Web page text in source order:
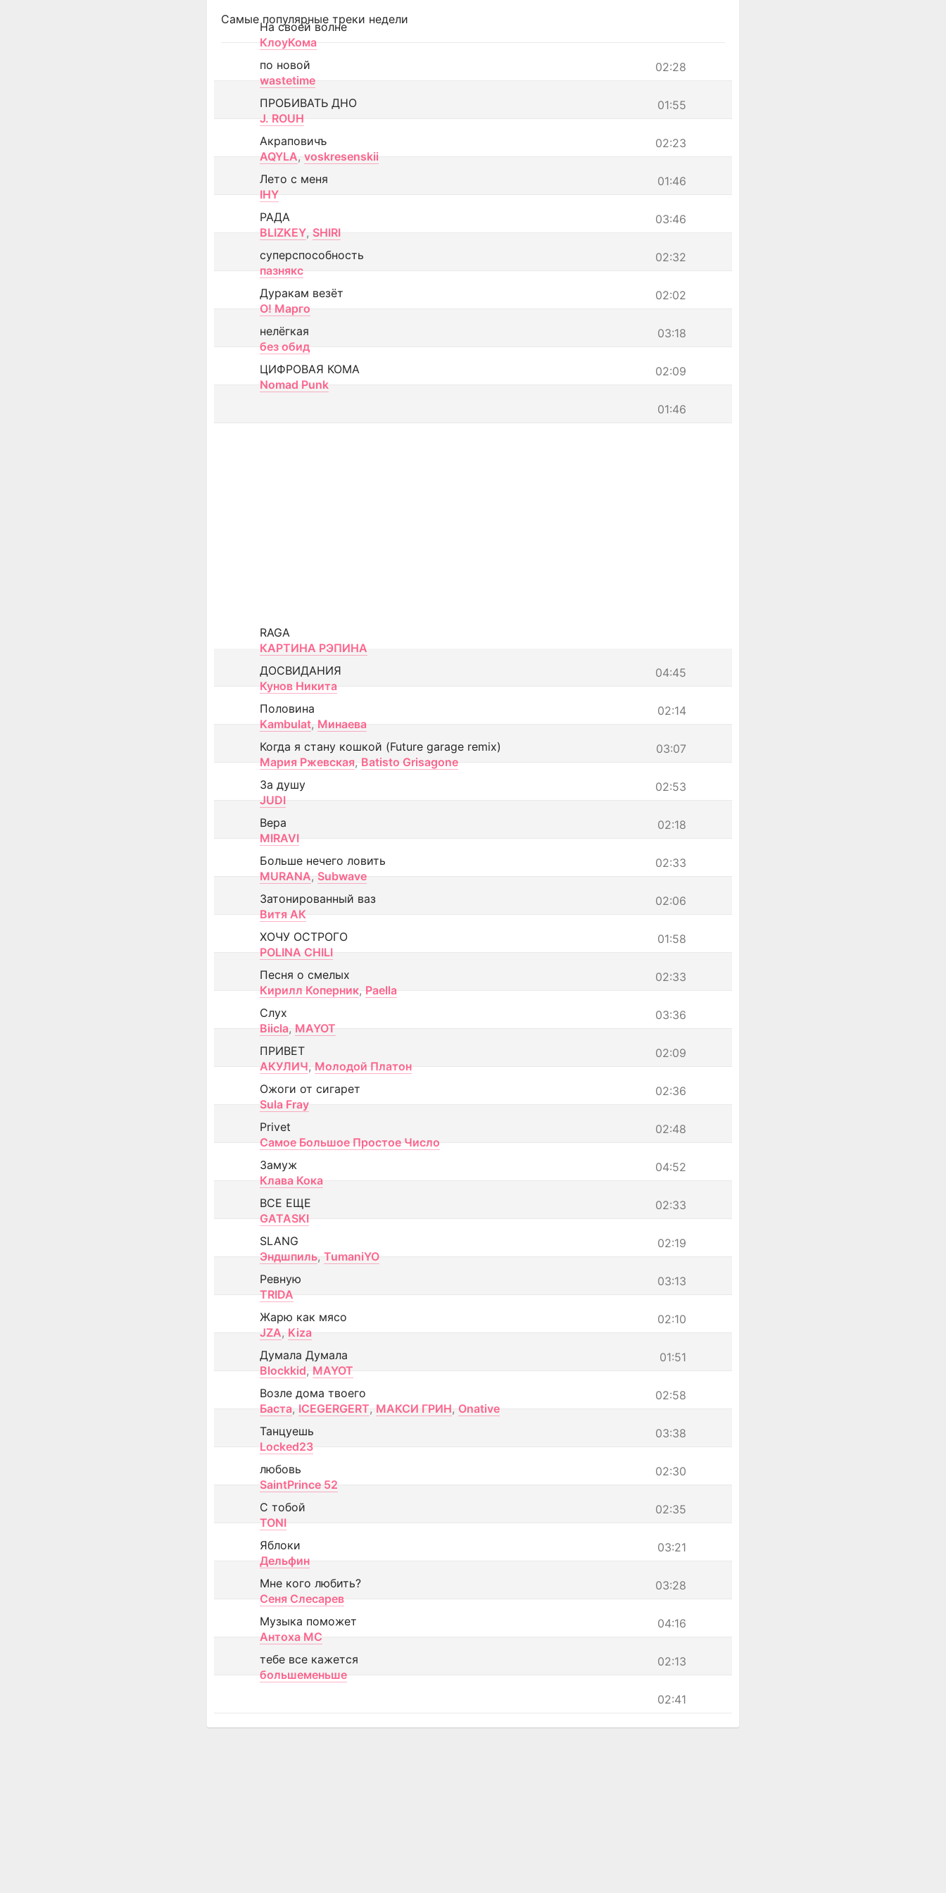
Самые популярные треки недели
На своей волне
КлоуКома
02:28
по новой
wastetime
01:55
ПРОБИВАТЬ ДНО
J. ROUH
02:23
Акраповичъ
AQYLA, voskresenskii
01:46
Лето с меня
IHY
03:46
РАДА
BLIZKEY, SHIRI
02:32
суперспособность
пазнякс
02:02
Дуракам везёт
О! Марго
03:18
нелёгкая
без обид
02:09
ЦИФРОВАЯ КОМА
Nomad Punk
01:46
RAGA
КАРТИНА РЭПИНА
04:45
ДОСВИДАНИЯ
Кунов Никита
02:14
Половина
Kambulat, Минаева
03:07
Когда я стану кошкой (Future garage remix)
Мария Ржевская, Batisto Grisagone
02:53
За душу
JUDI
02:18
Вера
MIRAVI
02:33
Больше нечего ловить
MURANA, Subwave
02:06
Затонированный ваз
Витя АК
01:58
ХОЧУ ОСТРОГО
POLINA CHILI
02:33
Песня о смелых
Кирилл Коперник, Paella
03:36
Слух
Biicla, MAYOT
02:09
ПРИВЕТ
АКУЛИЧ, Молодой Платон
02:36
Ожоги от сигарет
Sula Fray
02:48
Privet
Самое Большое Простое Число
04:52
Замуж
Клава Кока
02:33
ВСЕ ЕЩЕ
GATASKI
02:19
SLANG
Эндшпиль, TumaniYO
03:13
Ревную
TRIDA
02:10
Жарю как мясо
JZA, Kiza
01:51
Думала Думала
Blockkid, MAYOT
02:58
Возле дома твоего
Баста, ICEGERGERT, МАКСИ ГРИН, Onative
03:38
Танцуешь
Locked23
02:30
любовь
SaintPrince 52
02:35
С тобой
TONI
03:21
Яблоки
Дельфин
03:28
Мне кого любить?
Сеня Слесарев
04:16
Музыка поможет
Антоха МС
02:13
тебе все кажется
большеменьше
02:41